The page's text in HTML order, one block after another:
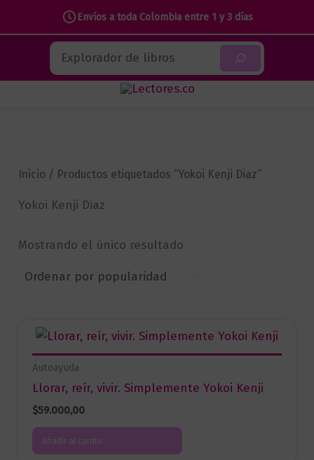
Envíos a toda Colombia entre 1 y 3 días
contenido
Buscar
Inicio / Productos etiquetados “Yokoi Kenji Diaz”
Yokoi Kenji Diaz
Mostrando el único resultado
Autoayuda
Llorar, reír, vivir. Simplemente Yokoi Kenji
$59.000,00
Añadir al carrito